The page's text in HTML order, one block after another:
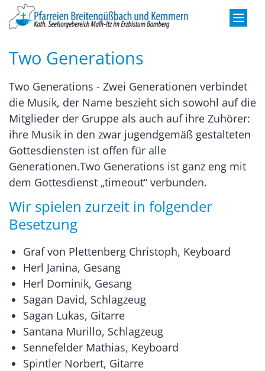
Zum Inhalt springen
Two Generations
Two Generations - Zwei Generationen verbindet
die Musik, der Name beszieht sich sowohl auf die
Mitglieder der Gruppe als auch auf ihre Zuhörer:
ihre Musik in den zwar jugendgemäß gestalteten
Gottesdiensten ist offen für alle
Generationen.Two Generations ist ganz eng mit
dem Gottesdienst „timeout“ verbunden.
Wir spielen zurzeit in folgender
Besetzung
Graf von Plettenberg Christoph, Keyboard
Herl Janina, Gesang
Herl Dominik, Gesang
Sagan David, Schlagzeug
Sagan Lukas, Gitarre
Santana Murillo, Schlagzeug
Sennefelder Mathias, Keyboard
Spintler Norbert, Gitarre